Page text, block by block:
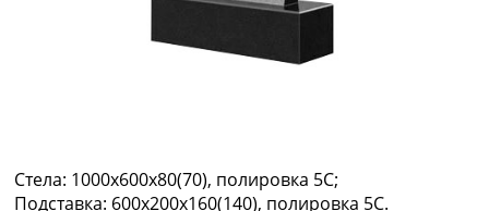
Стела: 1000х600х80(70), полировка 5С;
Подставка: 600х200х160(140), полировка 5С.